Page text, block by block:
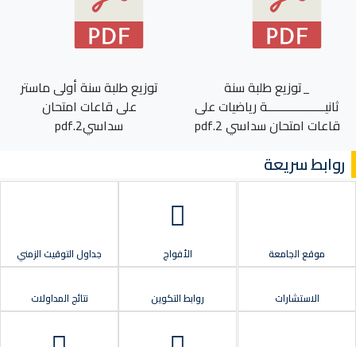
_توزيع طلبة سنة
ثانيــــــــــــــــــة رياضيات على
قاعات امتحان سداسي 2.pdf
توزيع طلبة سنة أولى ماستر
على قاعات امتحان
سداسي2.pdf
روابط سريعة
موقع الجامعة الأفواج جداول التوقيت الزمني
الاستشارات روابط التكوين نتائج المداولات